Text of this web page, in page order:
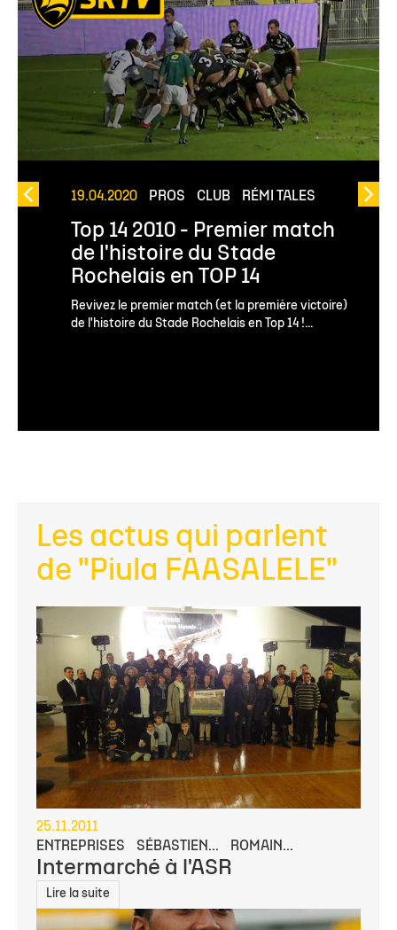
19.04.2020 PROS CLUB RÉMI TALES
Top 14 2010 - Premier match
de l'histoire du Stade
Rochelais en TOP 14
Revivez le premier match (et la première victoire)
de l'histoire du Stade Rochelais en Top 14 !...
Les actus qui parlent
de "Piula FAASALELE"
25.11.2011
ENTREPRISES
SÉBASTIEN... ROMAIN...
Intermarché à l'ASR
Lire la suite